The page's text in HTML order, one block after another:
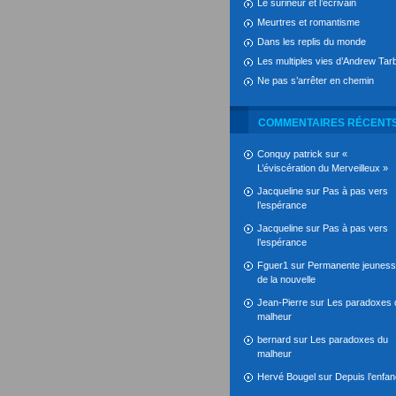
Le surineur et l’écrivain
Meurtres et romantisme
Dans les replis du monde
Les multiples vies d’Andrew
Ne pas s’arrêter en chemin
COMMENTAIRES
Conquy patrick sur «
L’éviscération du Merveilleux »
Jacqueline sur Pas à pas vers
l’espérance
Jacqueline sur Pas à pas vers
l’espérance
Fguer1 sur Permanente
de la nouvelle
Jean-Pierre sur Les paradoxes
malheur
bernard sur Les paradoxes du
malheur
Hervé Bougel sur Depuis